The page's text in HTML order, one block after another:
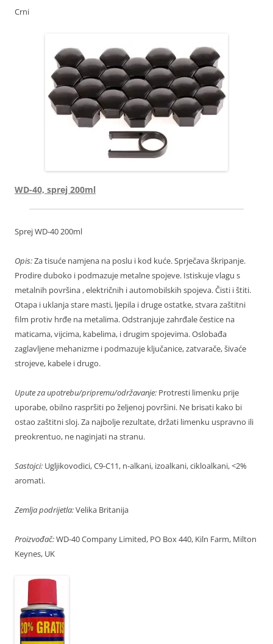
Crni
WD-40, sprej 200ml
Sprej WD-40 200ml
Opis:Za tisuće namjena na poslu i kod kuće. Sprječava škripanje.
Prodire duboko i podmazuje metalne spojeve. Istiskuje vlagu s
metalnih površina , električnih i automobilskih spojeva. Čisti i štiti.
Otapa i uklanja stare masti, ljepila i druge ostatke, stvara zaštitni
film protiv hrđe na metalima. Odstranjuje zahrđale čestice na
maticama, vijcima, kabelima, i drugim spojevima. Oslobađa
zaglavljene mehanizme i podmazuje ključanice, zatvarače, šivaće
strojeve, kabele i drugo.
Upute za upotrebu/pripremu/održavanje: Protresti limenku prije
uporabe, obilno raspršiti po željenoj površini. Ne brisati kako bi
ostao zaštitni sloj. Za najbolje rezultate, držati limenku uspravno ili
preokrentuo, ne naginjati na stranu.
Sastojci: Ugljikovodici, C9-C11, n-alkani, izoalkani, cikloalkani, <2%
aromati.
Zemlja podrijetla:Velika Britanija
Proizvođač:WD-40 Company Limited, PO Box 440, Kiln Farm, Milton
Keynes, UK